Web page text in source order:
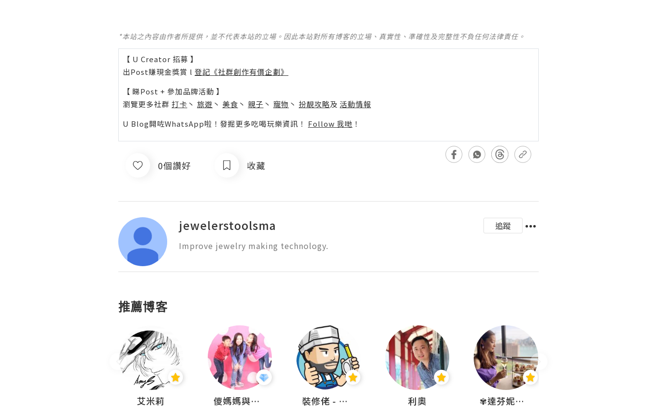
*本站之內容由作者所提供，並不代表本站的立場。因此本站對所有博客的立場、真實性、準確性及完整性不負任何法律責任。
【 U Creator 招募 】
出Post賺現金獎賞 l 登記《社群創作有價企劃》
【 睇Post + 參加品牌活動 】
瀏覽更多社群 打卡 丶 旅遊 丶 美食 丶 親子 丶 寵物 丶 扮靚攻略及 活動情報
U Blog開咗WhatsApp啦！發掘更多吃喝玩樂資訊！ Follow 我哋 ！
0個讚好 收藏
jewelerstoolsma
追蹤
Improve jewelry making technology.
推薦博客
艾米莉 儍媽媽與兩隻小魔怪之家 裝修佬 - 香港一站式網上裝修平台 利奧 ✾達芬妮•愛孩子•愛生活✾